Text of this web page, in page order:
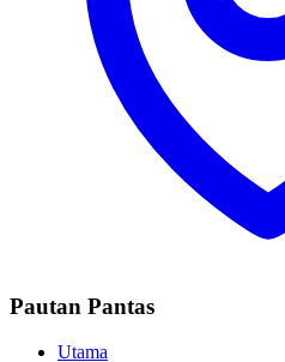
Pautan Pantas
Utama